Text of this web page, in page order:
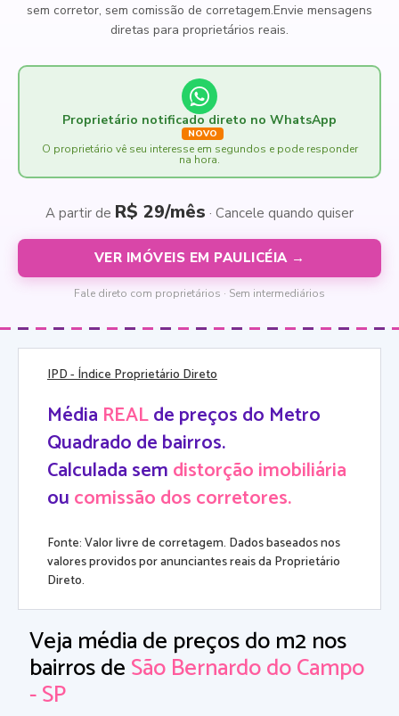
sem corretor, sem comissão de corretagem.Envie mensagens
diretas para proprietários reais.
Proprietário notificado direto no WhatsApp
NOVO
O proprietário vê seu interesse em segundos e pode responder
na hora.
A partir de R$ 29/mês · Cancele quando quiser
VER IMÓVEIS EM PAULICÉIA →
Fale direto com proprietários · Sem intermediários
IPD- Índice Proprietário Direto
Média REALde preços do Metro
Quadrado de bairros.
Calculada semdistorção imobiliária
oucomissão dos corretores.
Fonte: Valor livre de corretagem. Dados baseados nos
valores providos por anunciantes reais da Proprietário
Direto.
Veja média de preços do m2 nos
bairros deSão Bernardo do Campo
- SP